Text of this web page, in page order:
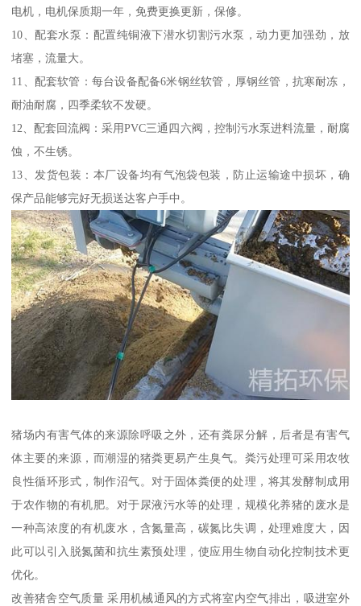
电机，电机保质期一年，免费更换更新，保修。
10、配套水泵：配置纯铜液下潜水切割污水泵，动力更加强劲，放
堵塞，流量大。
11、配套软管：每台设备配备6米钢丝软管，厚钢丝管，抗寒耐冻，
耐油耐腐，四季柔软不发硬。
12、配套回流阀：采用PVC三通四六阀，控制污水泵进料流量，耐腐
蚀，不生锈。
13、发货包装：本厂设备均有气泡袋包装，防止运输途中损坏，确
保产品能够完好无损送达客户手中。
猪场内有害气体的来源除呼吸之外，还有粪尿分解，后者是有害气
体主要的来源，而潮湿的猪粪更易产生臭气。粪污处理可采用农牧
良性循环形式，制作沼气。对于固体粪便的处理，将其发酵制成用
于农作物的有机肥。对于尿液污水等的处理，规模化养猪的废水是
一种高浓度的有机废水，含氮量高，碳氮比失调，处理难度大，因
此可以引入脱氮菌和抗生素预处理，使应用生物自动化控制技术更
优化。
改善猪舍空气质量 采用机械通风的方式将室内空气排出，吸进室外